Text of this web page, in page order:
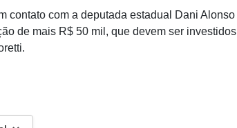
contato com a deputada estadual Dani Alonso
de mais R$ 50 mil, que devem ser investidos